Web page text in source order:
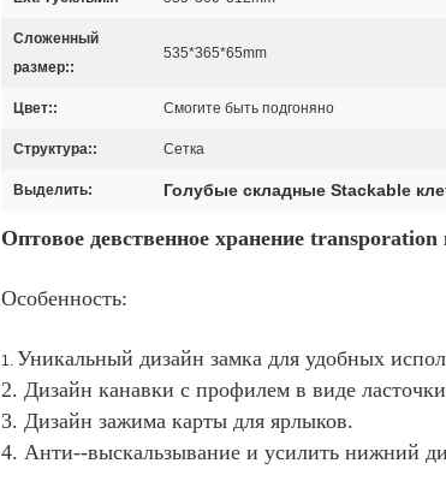
Сложенный
размер::
535*365*65mm
Цвет:: Смогите быть подгоняно
Структура:: Сетка
Выделить: Голубые складные Stackable
Оптовое девственное хранение transporation
Особенность:
1. Уникальный дизайн замка для удобных
2. Дизайн канавки с профилем в виде
3. Дизайн зажима карты для ярлыков.
4. Анти--выскальзывание и усилить нижний